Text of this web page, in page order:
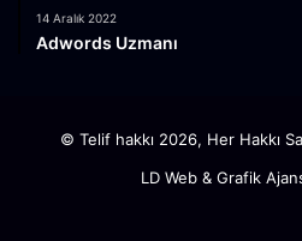
14 Aralık 2022
Adwords Uzmanı
© Telif hakkı 2026, Her Hakkı
LD Web & Grafik